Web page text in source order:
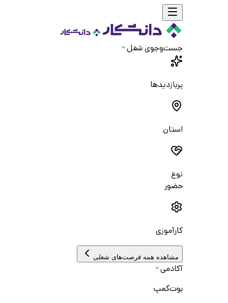
جست‌و‌جوی شغل
پربازدیدها
استان
نوع
حضور
کارآموزی
مشاهده همه فرصت‌های شغلی
آکادمی
بوت‌کمپ